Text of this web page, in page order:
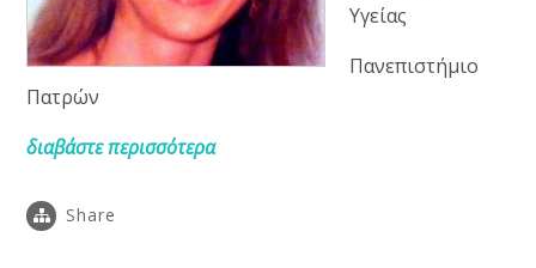
Υγείας
Πανεπιστήμιο
Πατρών
διαβάστε περισσότερα
Share